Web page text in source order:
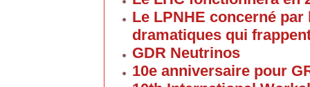
Le LPNHE concerné par
dramatiques qui
GDR Neutrinos
10e anniversaire pour